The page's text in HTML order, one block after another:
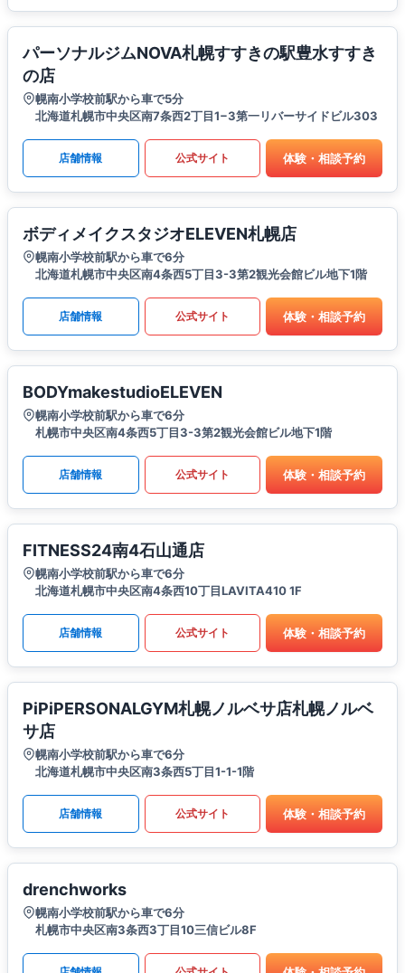
パーソナルジムNOVA札幌すすきの駅豊水すすき
の店
幌南小学校前駅から車で5分
北海道札幌市中央区南7条西2丁目1−3第一リバーサイドビル303
店舗情報 公式サイト 体験・相談予約
ボディメイクスタジオELEVEN札幌店
幌南小学校前駅から車で6分
北海道札幌市中央区南4条西5丁目3-3第2観光会館ビル地下1階
店舗情報 公式サイト 体験・相談予約
BODYmakestudioELEVEN
幌南小学校前駅から車で6分
札幌市中央区南4条西5丁目3-3第2観光会館ビル地下1階
店舗情報 公式サイト 体験・相談予約
FITNESS24南4石山通店
幌南小学校前駅から車で6分
北海道札幌市中央区南4条西10丁目LAVITA410 1F
店舗情報 公式サイト 体験・相談予約
PiPiPERSONALGYM札幌ノルベサ店札幌ノルベ
サ店
幌南小学校前駅から車で6分
北海道札幌市中央区南3条西5丁目1-1-1階
店舗情報 公式サイト 体験・相談予約
drenchworks
幌南小学校前駅から車で6分
札幌市中央区南3条西3丁目10三信ビル8F